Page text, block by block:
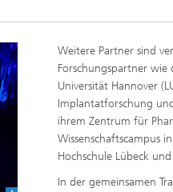
Weitere Partner sind
Forschungspartner wie
Universität Hannover
Implantatforschung
ihrem Zentrum für
Wissenschaftscampus
Hochschule Lübeck
In der gemeinsamen